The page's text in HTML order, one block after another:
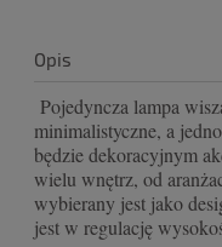
Opis
Pojedyncza lampa
minimalistyczne, a
będzie dekoracyjnym
wielu wnętrz, od
wybierany jest jako
jest w regulację